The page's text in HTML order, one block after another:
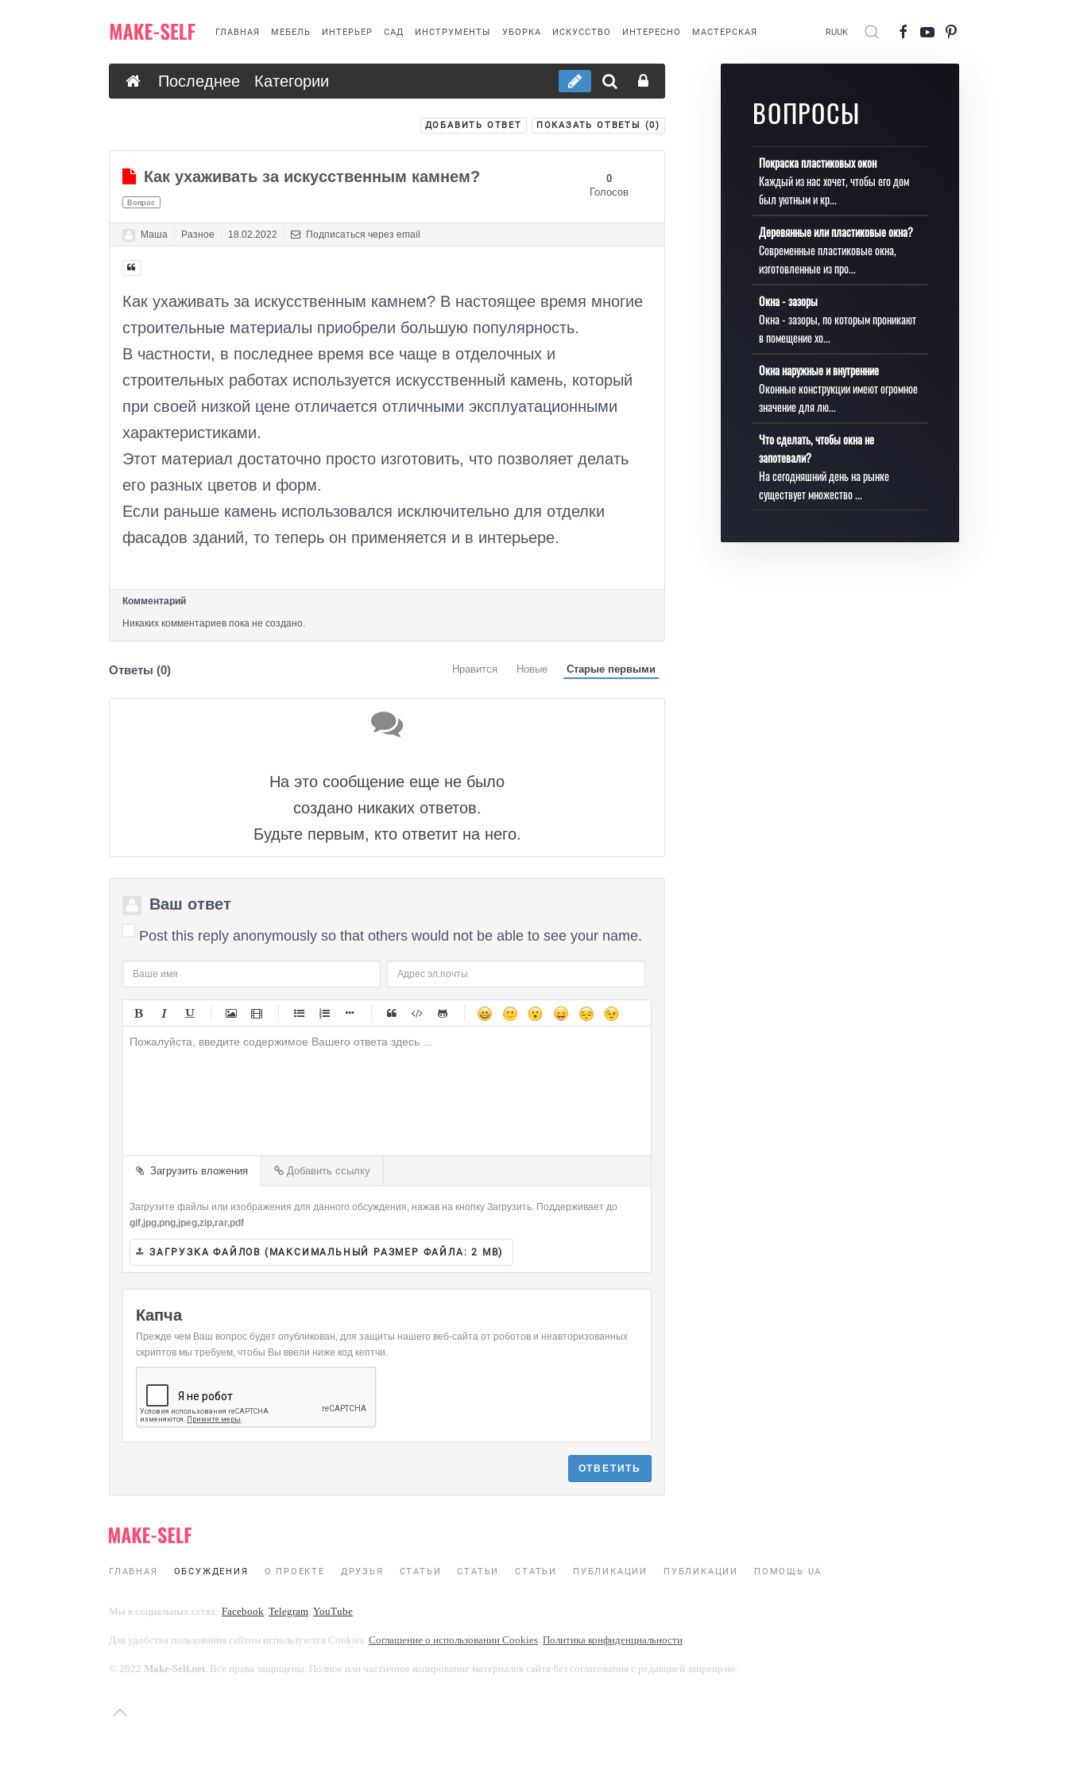
ГЛАВНАЯ МЕБЕЛЬ ИНТЕРЬЕР САД ИНСТРУМЕНТЫ УБОРКА ИСКУССТВО ИНТЕРЕСНО МАСТЕРСКАЯ RUUK
Последнее Категории
ДОБАВИТЬ ОТВЕТ ПОКАЗАТЬ ОТВЕТЫ (0)
Как ухаживать за искусственным камнем?
Вопрос
0
Голосов
Маша Разное 18.02.2022 Подписаться через email
Как ухаживать за искусственным камнем? В настоящее время многие
строительные материалы приобрели большую популярность.
В частности, в последнее время все чаще в отделочных и
строительных работах используется искусственный камень, который
при своей низкой цене отличается отличными эксплуатационными
характеристиками.
Этот материал достаточно просто изготовить, что позволяет делать
его разных цветов и форм.
Если раньше камень использовался исключительно для отделки
фасадов зданий, то теперь он применяется и в интерьере.
Комментарий
Никаких комментариев пока не создано.
Ответы (0) Нравится Новые Старые первыми
На это сообщение еще не было
создано никаких ответов.
Будьте первым, кто ответит на него.
Ваш ответ
Post this reply anonymously so that others would not be able to see your name.
-
-
-
-
-
-
-
-
-
-
-
-
-
-
-
-
-
Загрузить вложения Добавить ссылку
Загрузите файлы или изображения для данного обсуждения, нажав на кнопку Загрузить. Поддерживает до
gif,jpg,png,jpeg,zip,rar,pdf
ЗАГРУЗКА ФАЙЛОВ (МАКСИМАЛЬНЫЙ РАЗМЕР ФАЙЛА:2 MB)
Капча
Прежде чем Ваш вопрос будет опубликован, для защиты нашего веб-сайта от роботов и неавторизованных
скриптов мы требуем, чтобы Вы ввели ниже код кептчи.
ОТВЕТИТЬ
ВОПРОСЫ
Покраска пластиковых окон
Каждый из нас хочет, чтобы его дом
был уютным и кр...
Деревянные или пластиковые окна?
Современные пластиковые окна,
изготовленные из про...
Окна - зазоры
Окна - зазоры, по которым проникают
в помещение хо...
Окна наружные и внутренние
Оконные конструкции имеют огромное
значение для лю...
Что сделать, чтобы окна не
запотевали?
На сегодняшний день на рынке
существует множество ...
ГЛАВНАЯ ОБСУЖДЕНИЯ О ПРОЕКТЕ ДРУЗЬЯ СТАТЬИ СТАТЬИ СТАТЬИ ПУБЛИКАЦИИ ПУБЛИКАЦИИ ПОМОЩЬ UA
Мы в социальных сетях: Facebook Telegram YouTube
Для удобства пользования сайтом используются Cookies. Соглашение о использовании Cookies Политика конфиденциальности
© 2022 Make-Self.net . Все права защищены. Полное или частичное копирование материалов сайта без согласования с редакцией запрещено.